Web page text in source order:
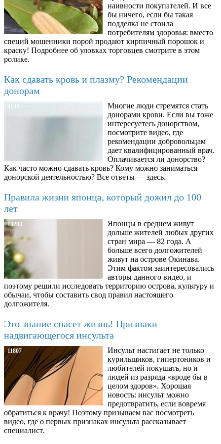
наивности покупателей. И все
бы ничего, если бы такая
подделка не стоила
потребителям здоровья: вместо
специй мошенники порой продают кирпичный порошок и
краску! Подробнее об уловках торговцев смотрите в этом
ролике.
Как сдавать кровь и плазму? Рекомендации
донорам
4143
Многие люди стремятся стать
донорами крови. Если вы тоже
интересуетесь донорством,
посмотрите видео, где
рекомендации добровольцам
дает квалифицированный врач.
Оплачивается ли донорство?
Как часто можно сдавать кровь? Кому можно заниматься
донорской деятельностью? Все ответы — здесь.
Правила жизни японца, который дожил до 100
лет
10283
Японцы в среднем живут
дольше жителей любых других
стран мира — 82 года. А
больше всего долгожителей
живут на острове Окинава.
Этим фактом заинтересовались
авторы данного видео, и
поэтому решили исследовать территорию острова, культуру и
обычаи, чтобы составить свод правил настоящего
долгожителя.
Это знание спасет жизнь! Признаки
надвигающегося инсульта
11807
Инсульт настигает не только
курильщиков, гипертоников и
любителей покушать, но и
людей из разряда «вроде бы в
целом здоров». Хорошая
новость: инсульт можно
предотвратить, если вовремя
обратиться к врачу! Поэтому призываем вас посмотреть
видео, где о первых признаках инсульта рассказывает
специалист.